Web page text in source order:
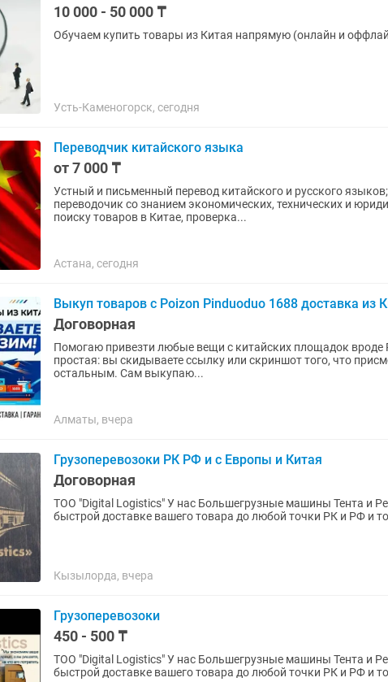
10 000 - 50 000 ₸
Обучаем купить товары из Китая напрямую (онлайн и
Усть-Каменогорск, сегодня
Переводчик китайского языка
от 7 000 ₸
Устный и письменный перевод китайского и русского
переводочик со знанием экономических, технических и
поиску товаров в Китае, проверка...
Астана, сегодня
Выкуп товаров с Poizon Pinduoduo 1688 доставка из
Договорная
Помогаю привезти любые вещи с китайских площадок вроде
простая: вы скидываете ссылку или скриншот того, что
остальным. Сам выкупаю...
Алматы, вчера
Грузоперевозоки РК РФ и с Европы и Китая
Договорная
ТОО "Digital Logistics" У нас Большегрузные машины Тента и Рефрижераторы. Поможем к
быстрой доставке вашего товара до любой точки РК и РФ и
Кызылорда, вчера
Грузоперевозоки
450 - 500 ₸
ТОО "Digital Logistics" У нас Большегрузные машины Тента и Рефрижераторы. Поможем к
быстрой доставке вашего товара до любой точки РК и РФ и